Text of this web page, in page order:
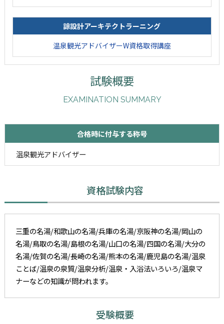
諒設計アーキテクトラーニング
温泉観光アドバイザーW資格取得講座
試験概要
EXAMINATION SUMMARY
合格時に付与する称号
温泉観光アドバイザー
資格試験内容
三重の名湯/和歌山の名湯/兵庫の名湯/京阪神の名湯/岡山の
名湯/鳥取の名湯/島根の名湯/山口の名湯/四国の名湯/大分の
名湯/佐賀の名湯/長崎の名湯/熊本の名湯/鹿児島の名湯/温泉
ことば/温泉の泉質/温泉分析/温泉・入浴法いろいろ/温泉マ
ナーなどの知識が問われます。
受験概要